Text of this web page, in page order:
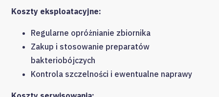
Koszty eksploatacyjne:
Regularne opróżnianie zbiornika
Zakup i stosowanie preparatów
bakteriobójczych
Kontrola szczelności i ewentualne naprawy